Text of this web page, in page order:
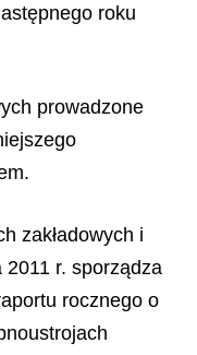
roku
prowadzone
zakładowych i
r. sporządza
rocznego o